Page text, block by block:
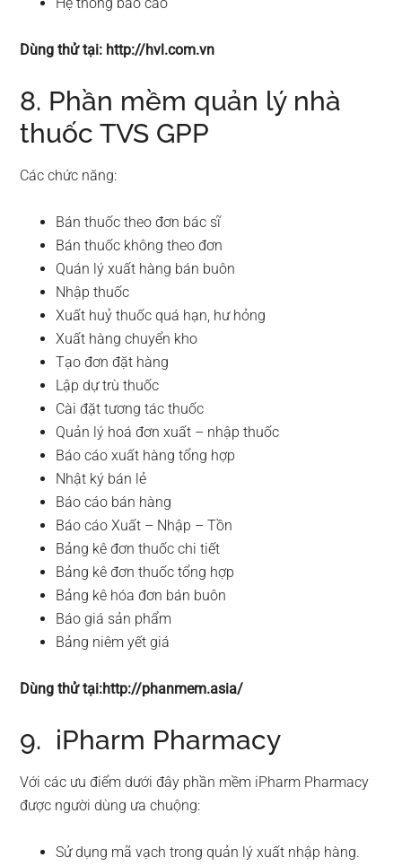
Dùng thử tại: http://hvl.com.vn
8. Phần mềm quản lý nhà
thuốc TVS GPP
Các chức năng:
Bán thuốc theo đơn bác sĩ
Bán thuốc không theo đơn
Quán lý xuất hàng bán buôn
Nhập thuốc
Xuất huỷ thuốc quá hạn, hư hỏng
Xuất hàng chuyển kho
Tạo đơn đặt hàng
Lập dự trù thuốc
Cài đặt tương tác thuốc
Quản lý hoá đơn xuất – nhập thuốc
Báo cáo xuất hàng tổng hợp
Nhật ký bán lẻ
Báo cáo bán hàng
Báo cáo Xuất – Nhập – Tồn
Bảng kê đơn thuốc chi tiết
Bảng kê đơn thuốc tổng hợp
Bảng kê hóa đơn bán buôn
Báo giá sản phẩm
Bảng niêm yết giá
Dùng thử tại:http://phanmem.asia/
9. iPharm Pharmacy
Với các ưu điểm dưới đây phần mềm iPharm Pharmacy
được người dùng ưa chuộng:
Sử dụng mã vạch trong quản lý xuất nhập hàng.